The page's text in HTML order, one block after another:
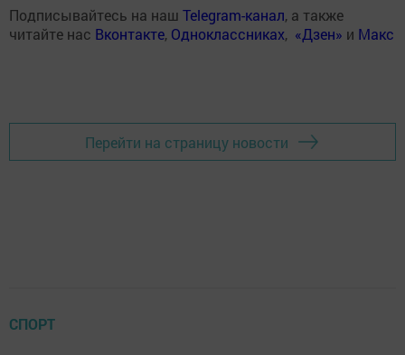
Подписывайтесь на наш Telegram-канал, а также
читайте нас Вконтакте, Одноклассниках, «Дзен» и Макс
Перейти на страницу новости
СПОРТ